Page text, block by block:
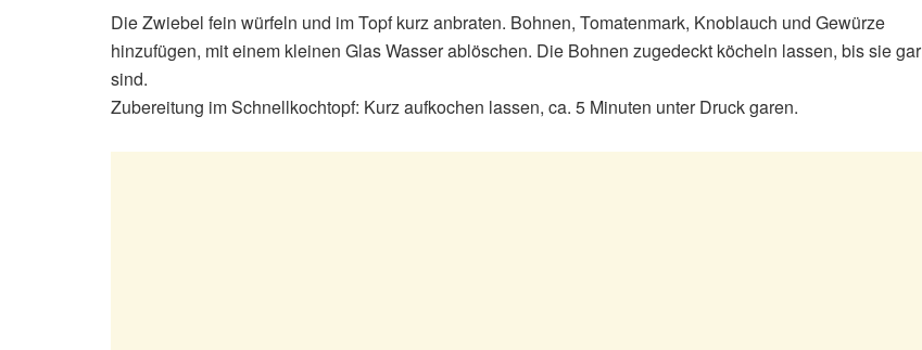
Die Zwiebel fein würfeln und im Topf kurz anbraten. Bohnen, Tomatenmark, Knoblauch und Gewürze
hinzufügen, mit einem kleinen Glas Wasser ablöschen. Die Bohnen zugedeckt köcheln lassen, bis sie gar
sind.
Zubereitung im Schnellkochtopf: Kurz aufkochen lassen, ca. 5 Minuten unter Druck garen.